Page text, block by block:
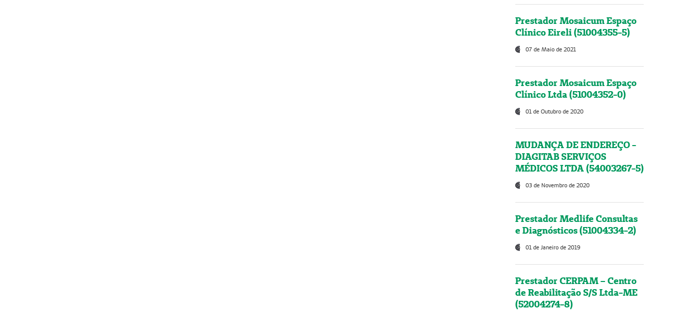
Prestador Mosaicum Espaço
Clínico Eireli (51004355-5)
07 de Maio de 2021
Prestador Mosaicum Espaço
Clínico Ltda (51004352-0)
01 de Outubro de 2020
MUDANÇA DE ENDEREÇO -
DIAGITAB SERVIÇOS
MÉDICOS LTDA (54003267-5)
03 de Novembro de 2020
Prestador Medlife Consultas
e Diagnósticos (51004334-2)
01 de Janeiro de 2019
Prestador CERPAM – Centro
de Reabilitação S/S Ltda-ME
(52004274-8)